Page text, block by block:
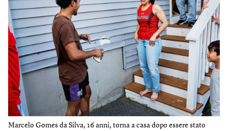
Marcelo Gomes da Silva, 16 anni, torna a casa dopo essere stato